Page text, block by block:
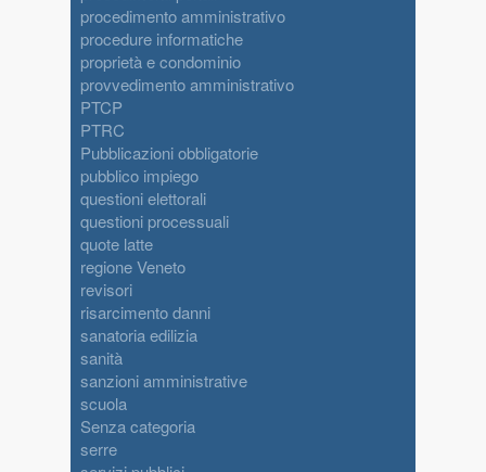
procedimento amministrativo
procedure informatiche
proprietà e condominio
provvedimento amministrativo
PTCP
PTRC
Pubblicazioni obbligatorie
pubblico impiego
questioni elettorali
questioni processuali
quote latte
regione Veneto
revisori
risarcimento danni
sanatoria edilizia
sanità
sanzioni amministrative
scuola
Senza categoria
serre